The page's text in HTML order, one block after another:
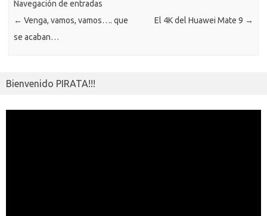
i
ti
r
Navegación de entradas
← Venga, vamos, vamos…. que
se acaban…
El 4K del Huawei Mate 9 →
Bienvenido PIRATA!!!